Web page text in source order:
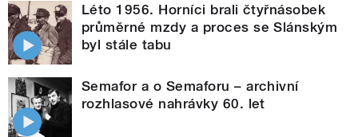
Léto 1956. Horníci brali čtyřnásobek
průměrné mzdy a proces se Slánským
byl stále tabu
Semafor a o Semaforu – archivní
rozhlasové nahrávky 60. let